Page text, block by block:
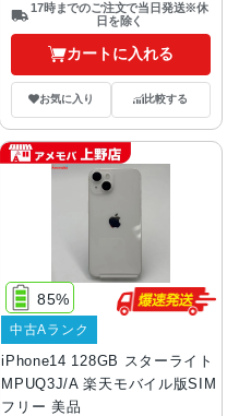
17時までのご注文で当日発送※休
日を除く
カートに入れる
お気に入り 比較する
iPhone14 128GB スターライト
MPUQ3J/A 楽天モバイル版SIM
フリー 美品
85%
中古Aランク